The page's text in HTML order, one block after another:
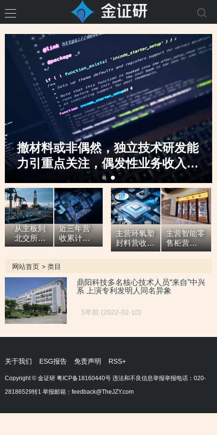
撤材料或非偶然，独立技术研发能
力引重点关注，偶发性业务收入骤
升，创业板定位之监管“不动摇”
从主板到
北交所，7
亿元营收
服务商两
次撤单，
募投项目
必要性与
核心技术
竞争力
遭“拷问”
近三年营
收累计超9
亿元，拓
场背后外
销收入合
计六百余
万元，辅
导期间参
与高校牵
头的重点
研发项
与该高校
人员“同名”
主营环氧塑
封料营收逐
年增高，应
同行，辅导
期内或向关
击”置出资
主营智能零
售柜营
收“两连
低，自称AI
驱动零售企
网站首页 > 类目
鼎阳科技多名核心技术人员“来自”中兴
系 上演专利发明人同名异象
5年前 (2022-02-10)
关于我们 ESG报告 免责声明 RSS+
Copyright © 金证研 粤ICP备18160440号 违法和不良信息举报举报电话：020-
28186529转1 举报邮箱：feedback@TheJZY.com